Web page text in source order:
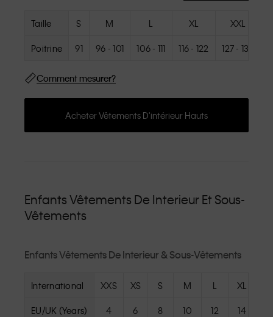
Taille S M L XL XXL
Poitrine 91 96 - 101 106 - 111 116 - 122 127 - 132
Comment mesurer?
Acheter Vêtements D'intérieur Hauts
Enfants Vêtements De Interieur Et Sous-
Vêtements
Enfants Vêtements De Interieur & Sous-Vêtements
International XXS XS S M L XL
EU/UK (Years) 4 6 8 10 12 14